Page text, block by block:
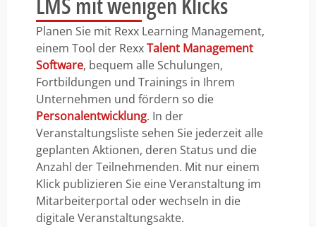
Planen Sie mit Rexx Learning Management,
einem Tool der RexxTalent Management
Software, bequem alle Schulungen,
Fortbildungen und Trainings in Ihrem
Unternehmen und fördern so die
Personalentwicklung. In der
Veranstaltungsliste sehen Sie jederzeit alle
geplanten Aktionen, deren Status und die
Anzahl der Teilnehmenden. Mit nur einem
Klick publizieren Sie eine Veranstaltung im
Mitarbeiterportal oder wechseln in die
digitale Veranstaltungsakte.